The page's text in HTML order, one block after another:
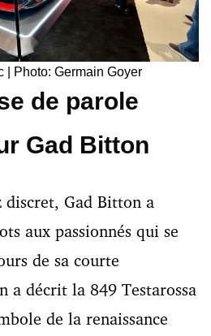
| Photo: Germain Goyer
de parole
Gad Bitton
discret, Gad Bitton a
aux passionnés qui se
de sa courte
a décrit la 849 Testarossa
de la renaissance